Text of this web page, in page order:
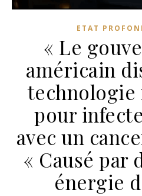
ETAT
« Le
américain
technologie
pour
avec un
« Causé par
énergie